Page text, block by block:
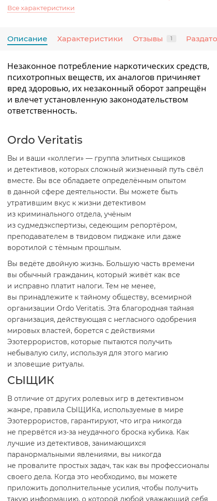
Все характеристики
Описание Характеристики Отзывы 1
Незаконное потребление наркотических средств,
психотропных веществ, их аналогов причиняет
вред здоровью, их незаконный оборот запрещён
и влечет установленную законодательством
ответственность.
Ordo Veritatis
Вы и ваши «коллеги» — группа элитных сыщиков
и детективов, которых сложный жизненный путь свёл
вместе. Вы все обладаете определённым опытом
в данной сфере деятельности. Вы можете быть
утратившим вкус к жизни детективом
из криминального отдела, учёным
из судмедэкспертизы, седеющим репортёром,
преподавателем в твидовом пиджаке или даже
воротилой с тёмным прошлым.
Вы ведёте двойную жизнь. Большую часть времени
вы обычный гражданин, который живёт как все
и исправно платит налоги. Тем не менее,
вы принадлежите к тайному обществу, всемирной
организации Ordo Veritatis. Эта благородная тайная
организация, действующая с негласного одобрения
мировых властей, борется с действиями
Эзотеррористов, которые пытаются получить
небывалую силу, используя для этого магию
и зловещие ритуалы.
СЫЩИК
В отличие от других ролевых игр в детективном
жанре, правила СЫЩИКа, используемые в мире
Эзотеррористов, гарантируют, что игра никогда
не прервётся из-за неудачного броска кубика. Как
лучшие из детективов, занимающихся
паранормальными явлениями, вы никогда
не провалите простых задач, так как вы профессионалы
своего дела. Когда это необходимо, вы можете
приложить дополнительные усилия, чтобы получить
такую информацию, о которой любой уважающий себя